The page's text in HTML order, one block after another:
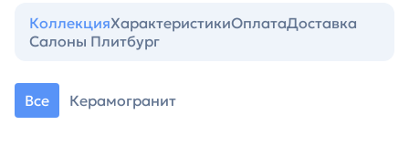
КоллекцияХарактеристикиОплатаДоставка
Салоны Плитбург
Все Керамогранит